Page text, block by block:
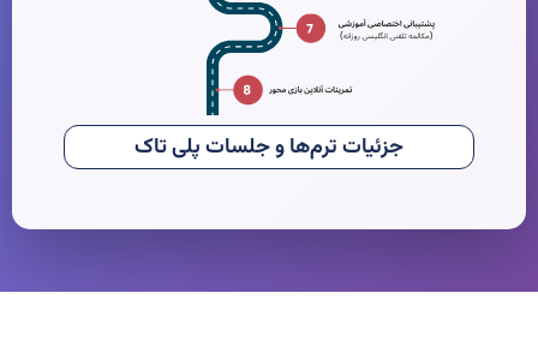
جزئیات ترم‌ها و جلسات پلی تاک